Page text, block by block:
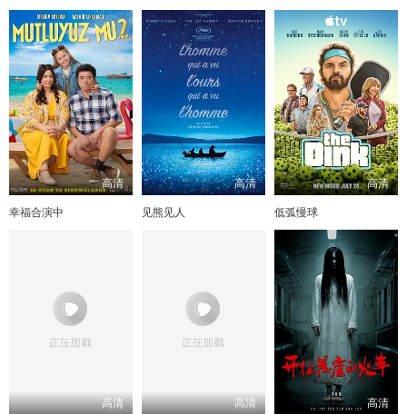
高清
幸福合演中
高清
见熊见人
高清
低弧慢球
高清 高清 高清